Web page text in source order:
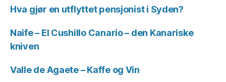
Hva gjør en utflyttet pensjonist i Syden?
Naife – El Cushillo Canario – den Kanariske
kniven
Valle de Agaete – Kaffe og Vin